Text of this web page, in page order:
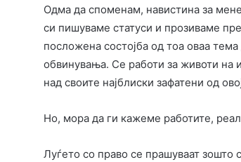
Одма да споменам, навистина за
си пишуваме статуси и прозиваме
посложена состојба од тоа оваа
обвинувања. Се работи за животи на
над своите најблиски зафатени од
Но, мора да ги кажеме работите,
Луѓето со право се прашуваат зошто